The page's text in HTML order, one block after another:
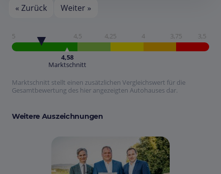
« Zurück Weiter »
5 4,5 4,25 4 3,75 3,5
4,58
Marktschnitt
Marktschnitt stellt einen zusätzlichen Vergleichswert für die
Gesamtbewertung des hier angezeigten Autohauses dar.
Weitere Auszeichnungen